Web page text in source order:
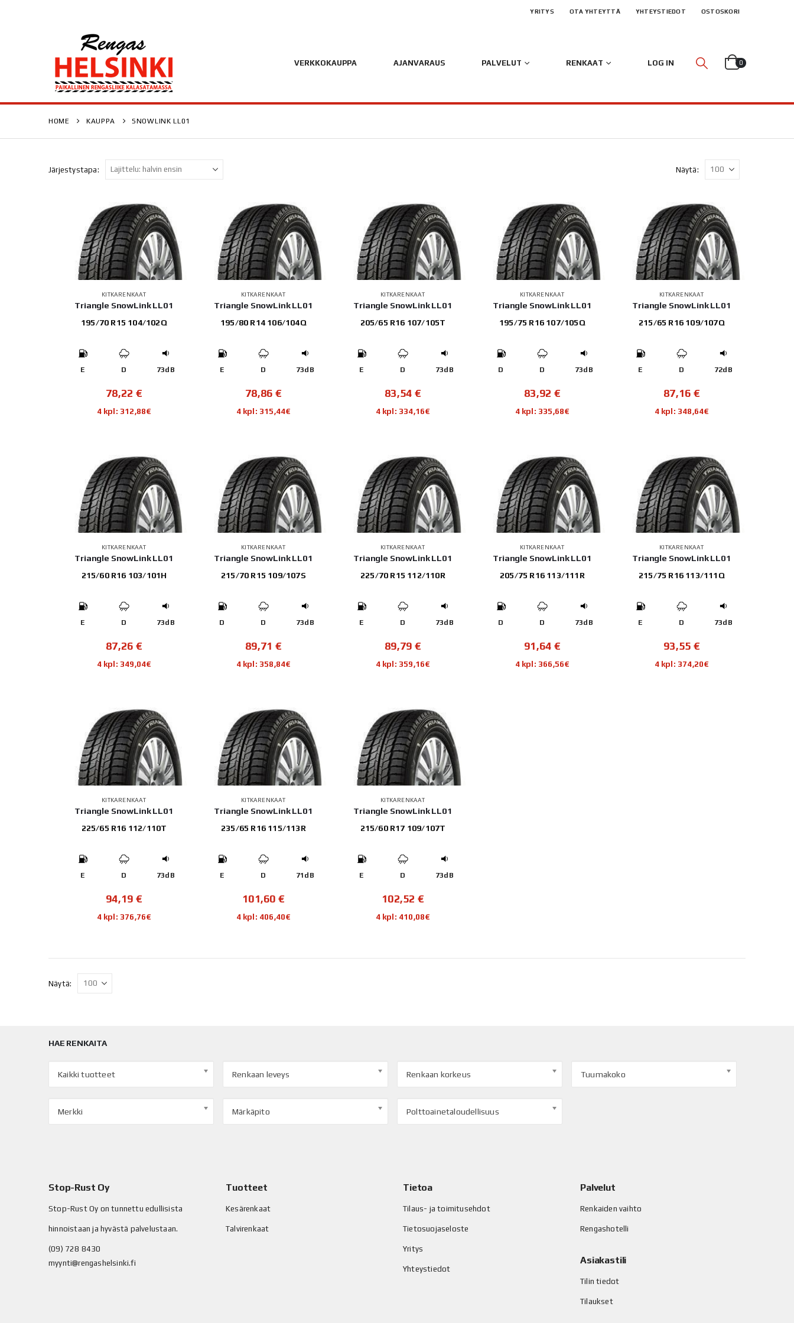
YRITYS OTA YHTEYTTÄ YHTEYSTIEDOT OSTOSKORI
VERKKOKAUPPA AJANVARAUS PALVELUT RENKAAT LOG IN 0
HOME KAUPPA SNOWLINK LL01
Järjestystapa: Näytä:
KITKARENKAAT
Triangle SnowLink LL01
195/70 R15 104/102Q
E D 73dB
78,22 €
4 kpl: 312,88€
KITKARENKAAT
Triangle SnowLink LL01
195/80 R14 106/104Q
E D 73dB
78,86 €
4 kpl: 315,44€
KITKARENKAAT
Triangle SnowLink LL01
205/65 R16 107/105T
E D 73dB
83,54 €
4 kpl: 334,16€
KITKARENKAAT
Triangle SnowLink LL01
195/75 R16 107/105Q
D D 73dB
83,92 €
4 kpl: 335,68€
KITKARENKAAT
Triangle SnowLink LL01
215/65 R16 109/107Q
E D 72dB
87,16 €
4 kpl: 348,64€
KITKARENKAAT
Triangle SnowLink LL01
215/60 R16 103/101H
E D 73dB
87,26 €
4 kpl: 349,04€
KITKARENKAAT
Triangle SnowLink LL01
215/70 R15 109/107S
D D 73dB
89,71 €
4 kpl: 358,84€
KITKARENKAAT
Triangle SnowLink LL01
225/70 R15 112/110R
E D 73dB
89,79 €
4 kpl: 359,16€
KITKARENKAAT
Triangle SnowLink LL01
205/75 R16 113/111R
D D 73dB
91,64 €
4 kpl: 366,56€
KITKARENKAAT
Triangle SnowLink LL01
215/75 R16 113/111Q
E D 73dB
93,55 €
4 kpl: 374,20€
KITKARENKAAT
Triangle SnowLink LL01
225/65 R16 112/110T
E D 73dB
94,19 €
4 kpl: 376,76€
KITKARENKAAT
Triangle SnowLink LL01
235/65 R16 115/113R
E D 71dB
101,60 €
4 kpl: 406,40€
KITKARENKAAT
Triangle SnowLink LL01
215/60 R17 109/107T
E D 73dB
102,52 €
4 kpl: 410,08€
Näytä:
HAE RENKAITA
Kaikki tuotteet Renkaan leveys Renkaan korkeus Tuumakoko
Merkki Märkäpito Polttoainetaloudellisuus
Stop-Rust Oy
Stop-Rust Oy on tunnettu edullisista
hinnoistaan ja hyvästä palvelustaan.
(09) 728 8430
myynti@rengashelsinki.fi
Tuotteet
Kesärenkaat
Talvirenkaat
Tietoa
Tilaus- ja toimitusehdot
Tietosuojaseloste
Yritys
Yhteystiedot
Palvelut
Renkaiden vaihto
Rengashotelli
Asiakastili
Tilin tiedot
Tilaukset